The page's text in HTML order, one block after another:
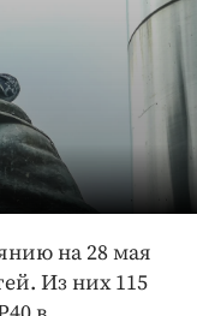
на 28 мая
Из них 115